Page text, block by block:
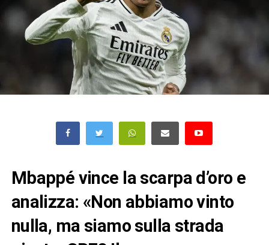
Mbappé vince la scarpa d’oro e
analizza: «Non abbiamo vinto
nulla, ma siamo sulla strada